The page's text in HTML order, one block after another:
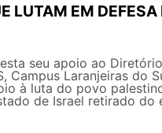
LUTAM EM DEFESA
seu apoio ao
Campus Laranjeiras do
à luta do povo
de Israel retirado do